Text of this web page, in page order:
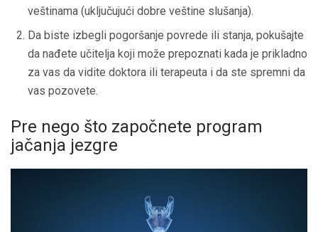
veštinama (uključujući dobre veštine slušanja).
Da biste izbegli pogoršanje povrede ili stanja, pokušajte
da nađete učitelja koji može prepoznati kada je prikladno
za vas da vidite doktora ili terapeuta i da ste spremni da
vas pozovete.
Pre nego što započnete program
jačanja jezgre